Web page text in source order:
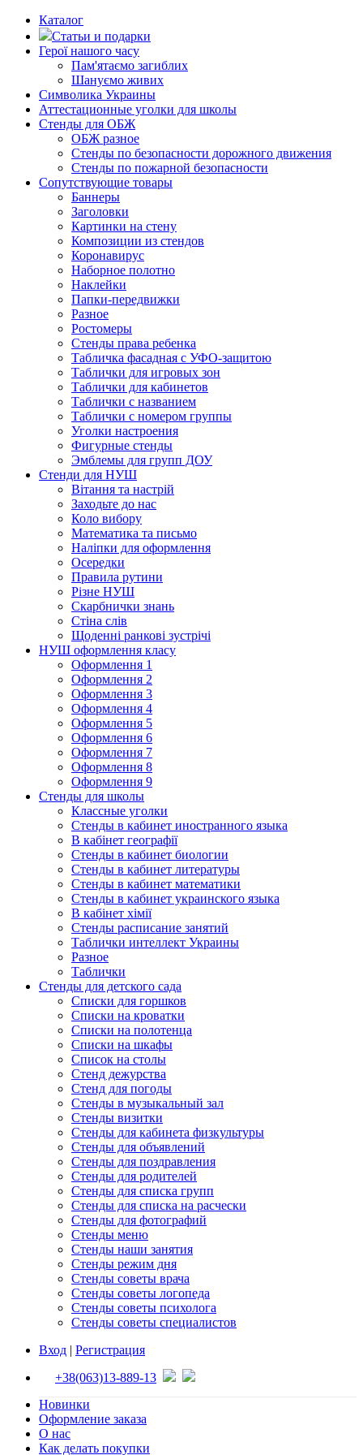
Каталог
Статьи и подарки
Герої нашого часу
Пам'ятаємо загиблих
Шануємо живих
Символика Украины
Аттестационные уголки для школы
Стенды для ОБЖ
ОБЖ разное
Стенды по безопасности дорожного движения
Стенды по пожарной безопасности
Сопутствующие товары
Баннеры
Заголовки
Картинки на стену
Композиции из стендов
Коронавирус
Наборное полотно
Наклейки
Папки-передвижки
Разное
Ростомеры
Стенды права ребенка
Табличка фасадная с УФО-защитою
Таблички для игровых зон
Таблички для кабинетов
Таблички с названием
Таблички с номером группы
Уголки настроения
Фигурные стенды
Эмблемы для групп ДОУ
Стенди для НУШ
Вітання та настрій
Заходьте до нас
Коло вибору
Математика та письмо
Наліпки для оформлення
Осередки
Правила рутини
Різне НУШ
Скарбнички знань
Стіна слів
Щоденні ранкові зустрічі
НУШ оформлення класу
Оформлення 1
Оформлення 2
Оформлення 3
Оформлення 4
Оформлення 5
Оформлення 6
Оформлення 7
Оформлення 8
Оформлення 9
Стенды для школы
Классные уголки
Стенды в кабинет иностранного языка
В кабінет географії
Стенды в кабинет биологии
Стенды в кабинет литературы
Стенды в кабинет математики
Стенды в кабинет украинского языка
В кабінет хімії
Стенды расписание занятий
Таблички интеллект Украины
Разное
Таблички
Стенды для детского сада
Списки для горшков
Списки на кроватки
Списки на полотенца
Списки на шкафы
Список на столы
Стенд дежурства
Стенд для погоды
Стенды в музыкальный зал
Стенды визитки
Стенды для кабинета физкультуры
Стенды для объявлений
Стенды для поздравления
Стенды для родителей
Стенды для списка групп
Стенды для списка на расчески
Стенды для фотографий
Стенды меню
Стенды наши занятия
Стенды режим дня
Стенды советы врача
Стенды советы логопеда
Стенды советы психолога
Стенды советы специалистов
Вход | Регистрация
+38(063)13-889-13
Новинки
Оформление заказа
О нас
Как делать покупки